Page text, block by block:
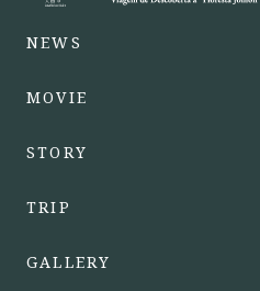
NEWS
MOVIE
STORY
TRIP
GALLERY